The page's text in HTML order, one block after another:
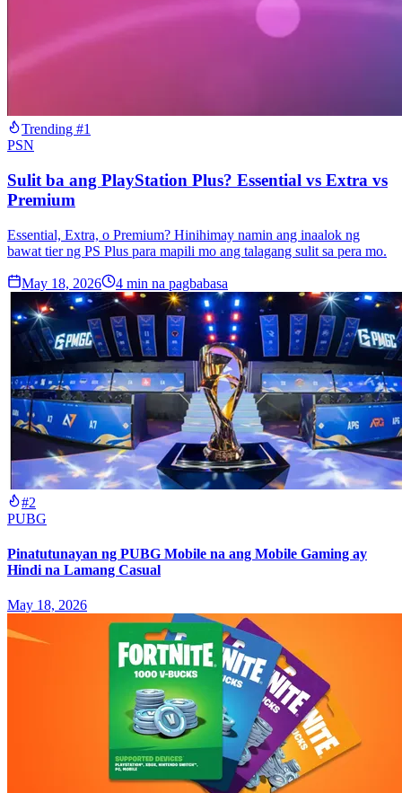
Trending #1
PSN
Sulit ba ang PlayStation Plus? Essential vs Extra vs
Premium
Essential, Extra, o Premium? Hinihimay namin ang inaalok ng
bawat tier ng PS Plus para mapili mo ang talagang sulit sa pera mo.
May 18, 2026 4 min na pagbabasa
#2
PUBG
Pinatutunayan ng PUBG Mobile na ang Mobile Gaming ay
Hindi na Lamang Casual
May 18, 2026